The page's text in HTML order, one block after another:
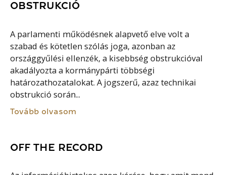
OBSTRUKCIÓ
A parlamenti működésnek alapvető elve volt a
szabad és kötetlen szólás joga, azonban az
országgyűlési ellenzék, a kisebbség obstrukcióval
akadályozta a kormánypárti többségi
határozathozatalokat. A jogszerű, azaz technikai
obstrukció során...
Tovább olvasom
OFF THE RECORD